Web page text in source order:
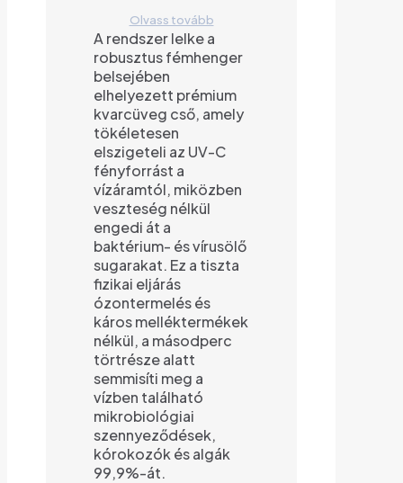
Olvass tovább
A rendszer lelke a
robusztus fémhenger
belsejében
elhelyezett prémium
kvarcüveg cső, amely
tökéletesen
elszigeteli az UV-C
fényforrást a
vízáramtól, miközben
veszteség nélkül
engedi át a
baktérium- és vírusölő
sugarakat. Ez a tiszta
fizikai eljárás
ózontermelés és
káros melléktermékek
nélkül, a másodperc
törtrésze alatt
semmisíti meg a
vízben található
mikrobiológiai
szennyeződések,
kórokozók és algák
99,9%-át.